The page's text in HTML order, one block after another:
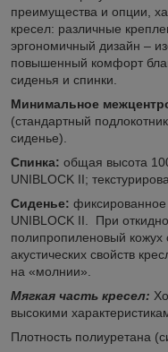
преимущества и опции,
кресел: различные
эргономичный дизайн –
повышенный комфорт
сиденья и спинки.
Минимальное
(стандартный
сиденье).
Спинка: общая высота
UNIBLOCK II;
Сиденье:
UNIBLOCK II. При
полипропиленовый кожух
акустических свойств
на «молнии».
Мягкая часть кресел:
высокими
Плотность полиуретана